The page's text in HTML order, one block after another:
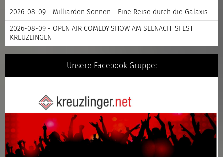
2026-08-09 - Milliarden Sonnen – Eine Reise durch die Galaxis
2026-08-09 - OPEN AIR COMEDY SHOW AM SEENACHTSFEST
KREUZLINGEN
Unsere Facebook Gruppe: